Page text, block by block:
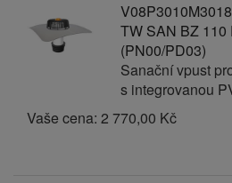
TW SAN BZ
(PN00/PD03)
Sanační vpust
s integrovanou
Vaše cena: 2 770,00 Kč